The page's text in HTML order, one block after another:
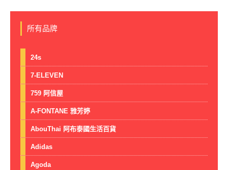
所有品牌
24s
7-ELEVEN
759 阿信屋
A-FONTANE 雅芳婷
AbouThai 阿布泰國生活百貨
Adidas
Agoda